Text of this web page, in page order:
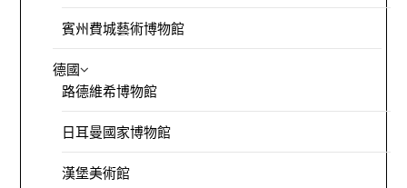
賓州費城藝術博物館
德國
路德維希博物館
日耳曼國家博物館
漢堡美術館